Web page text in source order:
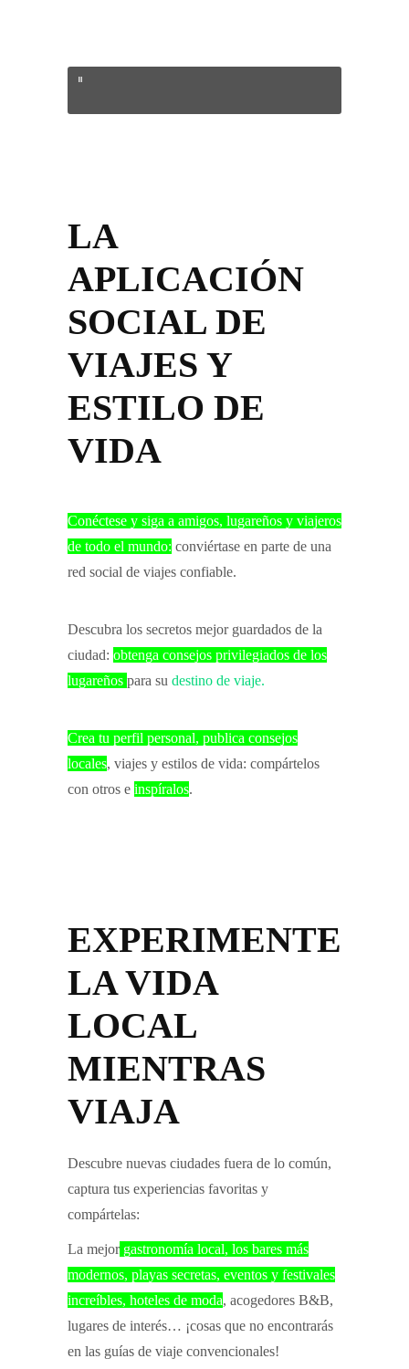
LA
APLICACIÓN
SOCIAL DE
VIAJES Y
ESTILO DE
VIDA
Conéctese y siga a amigos, lugareños y viajeros
de todo el mundo: conviértase en parte de una
red social de viajes confiable.
Descubra los secretos mejor guardados de la
ciudad: obtenga consejos privilegiados de los
lugareños para su destino de viaje.
Crea tu perfil personal, publica consejos
locales, viajes y estilos de vida: compártelos
con otros e inspíralos.
EXPERIMENTE
LA VIDA
LOCAL
MIENTRAS
VIAJA
Descubre nuevas ciudades fuera de lo común,
captura tus experiencias favoritas y
compártelas:
La mejor gastronomía local, los bares más
modernos, playas secretas, eventos y festivales
increíbles, hoteles de moda, acogedores B&B,
lugares de interés… ¡cosas que no encontrarás
en las guías de viaje convencionales!